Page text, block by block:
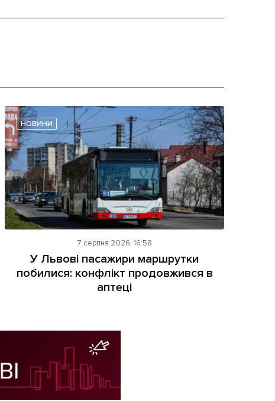
НОВИНИ
7 серпня 2026, 16:58
У Львові пасажири маршрутки
побилися: конфлікт продовжився в
аптеці